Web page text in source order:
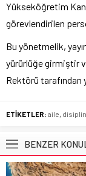
Yükseköğretim
görevlendirilen
Bu yönetmelik,
yürürlüğe girmiştir
Rektörü
ETİKETLER: aile,
BENZER